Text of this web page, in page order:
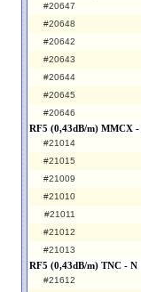
#20647
#20648
#20642
#20643
#20644
#20645
#20646
RF5 (0,43dB/m) MMCX
#21014
#21015
#21009
#21010
#21011
#21012
#21013
RF5 (0,43dB/m) TNC - N
#21612